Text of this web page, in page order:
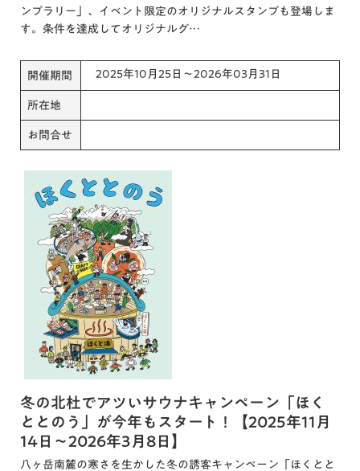
ンプラリー」、イベント限定のオリジナルスタンプも登場しま
す。条件を達成してオリジナルグ…
開催期間 2025年10月25日～2026年03月31日
所在地
お問合せ
冬の北杜でアツいサウナキャンペーン「ほく
ととのう」が今年もスタート！【2025年11月
14日～2026年3月8日】
八ヶ岳南麓の寒さを生かした冬の誘客キャンペーン「ほくとと